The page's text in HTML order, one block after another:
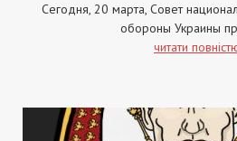
Сегодня, 20 марта, Совет
обороны Украины
читати